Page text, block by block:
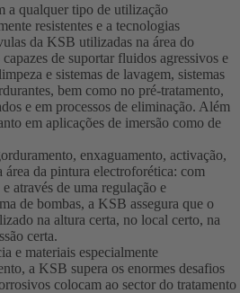
a qualquer tipo de utilização
resistentes e a tecnologias
da KSB utilizadas na área do
de suportar fluidos agressivos e
e sistemas de lavagem, sistemas
bem como no pré-tratamento,
e em processos de eliminação. Além
em aplicações de imersão como de
enxaguamento, activação,
área da pintura electroforética: com
através de uma regulação e
de bombas, a KSB assegura que o
na altura certa, no local certo, na
certa.
e materiais especialmente
a KSB supera os enormes desafios
colocam ao sector do tratamento